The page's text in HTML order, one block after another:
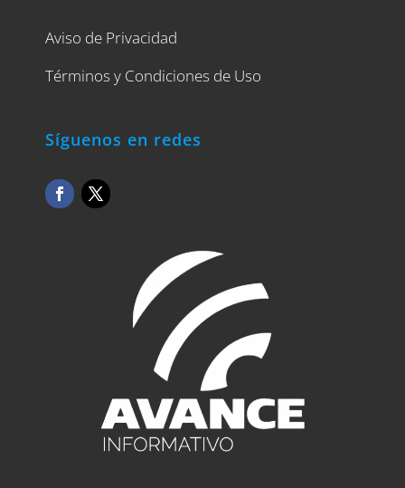
Aviso de Privacidad
Términos y Condiciones de Uso
Síguenos en redes